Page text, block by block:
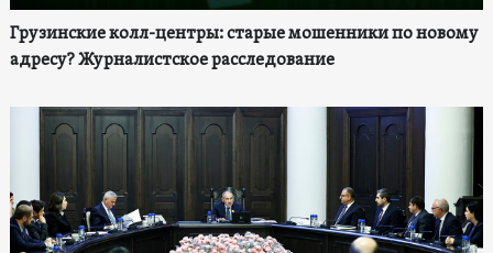
Грузинские колл-центры: старые мошенники по новому
адресу? Журналистское расследование